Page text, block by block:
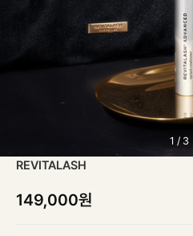
1 / 3
REVITALASH
149,000원